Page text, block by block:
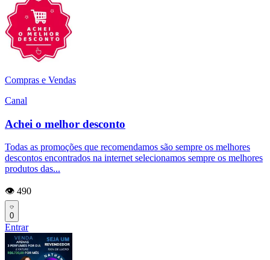
Compras e Vendas
Canal
Achei o melhor desconto
Todas as promoções que recomendamos são sempre os melhores
descontos encontrados na internet selecionamos sempre os melhores
produtos das...
👁️ 490
0
Entrar